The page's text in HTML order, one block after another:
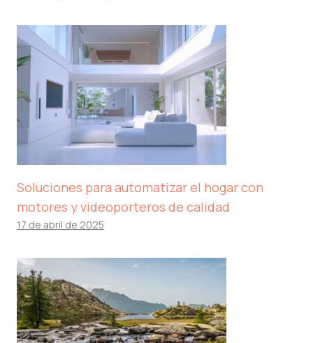
Soluciones para automatizar el hogar con
motores y videoporteros de calidad
17 de abril de 2025